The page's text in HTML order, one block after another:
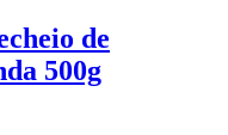
de
500g